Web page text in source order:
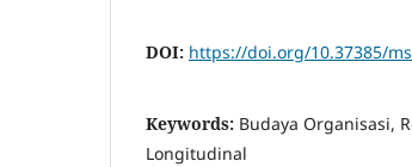
DOI: https://doi.org/10.37385/
Keywords: Budaya Organisasi,
Longitudinal